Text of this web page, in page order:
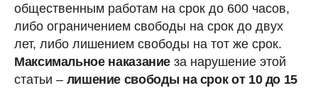
общественным работам на срок до 600 часов,
либо ограничением свободы на срок до двух
лет, либо лишением свободы на тот же срок.
Максимальное наказание за нарушение этой
статьи – лишение свободы на срок от 10 до 15